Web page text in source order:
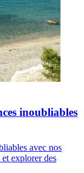
inoubliables
avec nos
explorer des